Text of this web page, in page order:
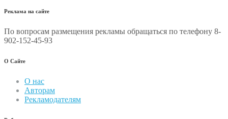
Реклама на сайте
По вопросам размещения рекламы обращаться по телефону 8-
902-152-45-93
О Сайте
О нас
Авторам
Рекламодателям